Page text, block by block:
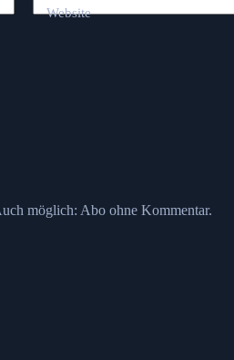
Website
möglich: Abo ohne Kommentar.